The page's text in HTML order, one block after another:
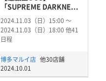
「SUPREME DARKNE...
2024.11.03（日）15:00 〜
2024.11.03（日）18:00 他41
日程
博多マルイ店 他30店舗
2024.10.01